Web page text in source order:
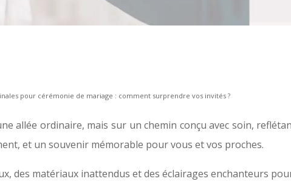
pour cérémonie de mariage : comment surprendre vos invités ?
allée ordinaire, mais sur un chemin conçu avec soin,
et un souvenir mémorable pour vous et vos proches.
des matériaux inattendus et des éclairages enchanteurs